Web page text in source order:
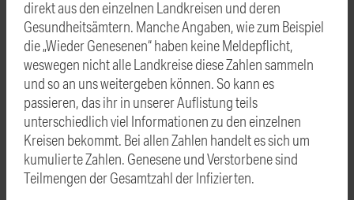
direkt aus den einzelnen Landkreisen und deren
Gesundheitsämtern. Manche Angaben, wie zum Beispiel
die „Wieder Genesenen“ haben keine Meldepflicht,
weswegen nicht alle Landkreise diese Zahlen sammeln
und so an uns weitergeben können. So kann es
passieren, das ihr in unserer Auflistung teils
unterschiedlich viel Informationen zu den einzelnen
Kreisen bekommt. Bei allen Zahlen handelt es sich um
kumulierte Zahlen. Genesene und Verstorbene sind
Teilmengen der Gesamtzahl der Infizierten.